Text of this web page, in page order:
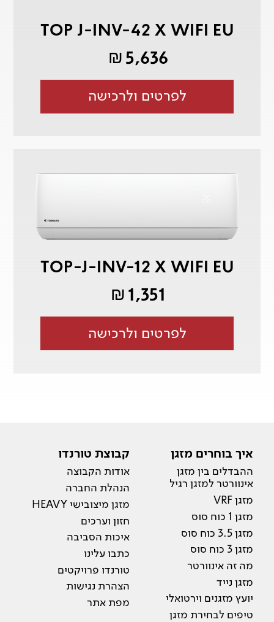
TOP J-INV-42 X WIFI EU
5,636
₪
לפרטים ולרכישה
TOP-J-INV-12 X WIFI EU
1,351
₪
לפרטים ולרכישה
איך בוחרים מזגן
ההבדלים בין מזגן
אינוורטר למזגן רגיל
מזגן VRF
מזגן 1 כוח סוס
מזגן 3.5 כוח סוס
מזגן 3 כוח סוס
מה זה אינוורטר
מזגן נייד
יועץ מזגנים וירטואלי
טיפים לבחירת מזגן
קבוצת טורנדו
אודות הקבוצה
הנהלת החברה
מזגן מיצובישי HEAVY
חזון וערכים
איכות הסביבה
כתבו עלינו
טורנדו פרויקטים
הצהרת נגישות
מפת אתר